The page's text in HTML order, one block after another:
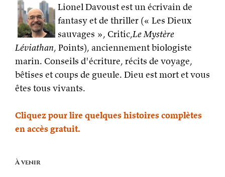
Lionel Davoust est un écrivain de
fantasy et de thriller (« Les Dieux
sauvages », Critic,Le Mystère
Léviathan, Points), anciennement biologiste
marin. Conseils d'écriture, récits de voyage,
bêtises et coups de gueule. Dieu est mort et vous
êtes tous vivants.
Cliquez pour lire quelques histoires complètes
en accès gratuit.
À venir